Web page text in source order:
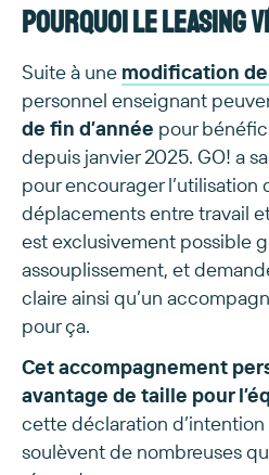
Pourquoi le leasing
Suite à une modification
personnel enseignant
de fin d’année pour
depuis janvier 2025. GO! a
pour encourager l’utilisation
déplacements entre travail
est exclusivement possible
assouplissement, et
claire ainsi qu’un
pour ça.
Cet accompagnement
avantage de taille pour
cette déclaration d’intention
soulèvent de nombreuses